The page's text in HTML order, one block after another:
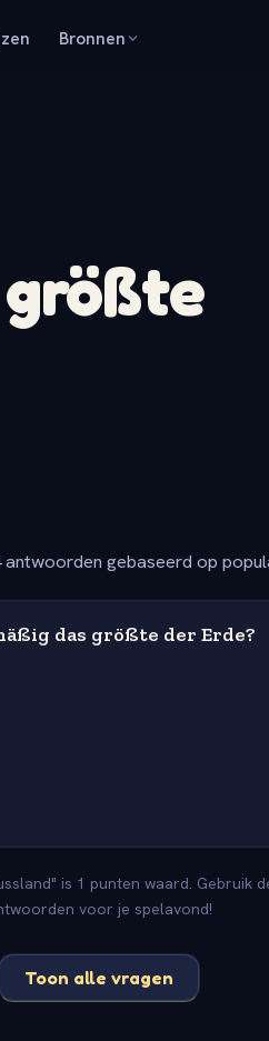
Bronnen
gebaseerd op
das größte der Erde?
is 1 punten waard. Gebruik
voor je spelavond!
Toon alle vragen